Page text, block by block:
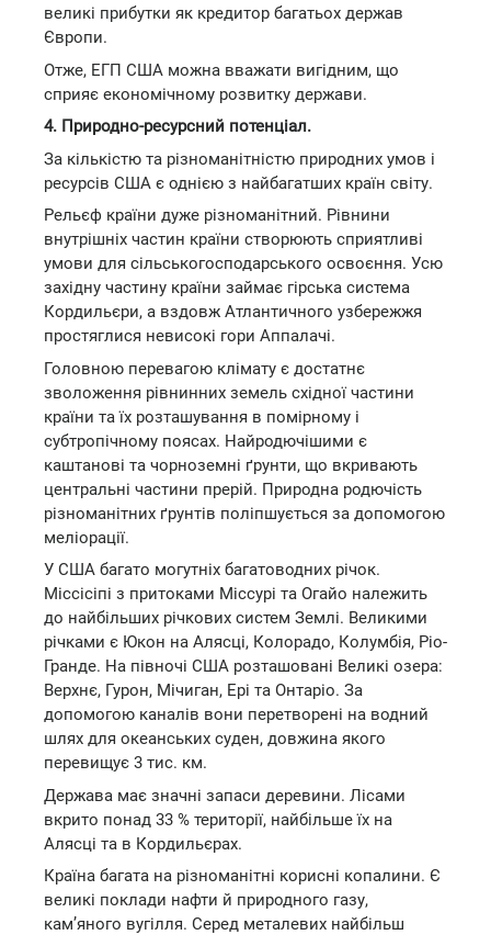
великі прибутки як кредитор багатьох держав
Європи.
Отже, ЕГП США можна вважати вигідним, що
сприяє економічному розвитку держави.
4. Природно-ресурсний потенціал.
За кількістю та різноманітністю природних умов і
ресурсів США є однією з найбагатших країн світу.
Рельєф країни дуже різноманітний. Рівнини
внутрішніх частин країни створюють сприятливі
умови для сільськогосподарського освоєння. Усю
західну частину країни займає гірська система
Кордильєри, а вздовж Атлантичного узбережжя
простяглися невисокі гори Аппалачі.
Головною перевагою клімату є достатнє
зволоження рівнинних земель східної частини
країни та їх розташування в помірному і
субтропічному поясах. Найродючішими є
каштанові та чорноземні ґрунти, що вкривають
центральні частини прерій. Природна родючість
різноманітних ґрунтів поліпшується за допомогою
меліорації.
У США багато могутніх багатоводних річок.
Міссісіпі з притоками Міссурі та Огайо належить
до найбільших річкових систем Землі. Великими
річками є Юкон на Алясці, Колорадо, Колумбія, Ріо-
Гранде. На півночі США розташовані Великі озера:
Верхнє, Гурон, Мічиган, Ері та Онтаріо. За
допомогою каналів вони перетворені на водний
шлях для океанських суден, довжина якого
перевищує 3 тис. км.
Держава має значні запаси деревини. Лісами
вкрито понад 33 % території, найбільше їх на
Алясці та в Кордильєрах.
Країна багата на різноманітні корисні копалини. Є
великі поклади нафти й природного газу,
кам’яного вугілля. Серед металевих найбільш